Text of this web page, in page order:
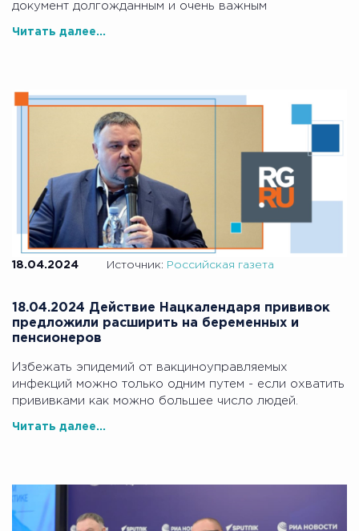
документ долгожданным и очень важным
Читать далее...
18.04.2024 Источник: Российская газета
18.04.2024 Действие Нацкалендаря прививок
предложили расширить на беременных и
пенсионеров
Избежать эпидемий от вакциноуправляемых
инфекций можно только одним путем - если охватить
прививками как можно большее число людей.
Читать далее...